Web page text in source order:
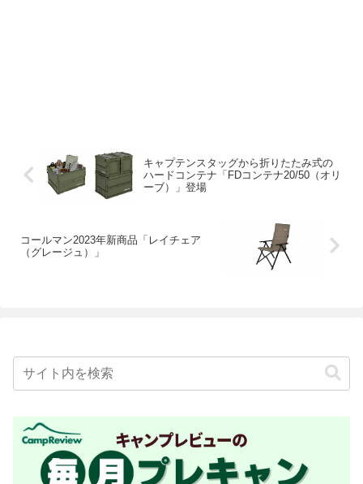
キャプテンスタッグから折りたたみ式の
ハードコンテナ「FDコンテナ20/50（オリ
ーブ）」登場
コールマン2023年新商品「レイチェア
（グレージュ）」